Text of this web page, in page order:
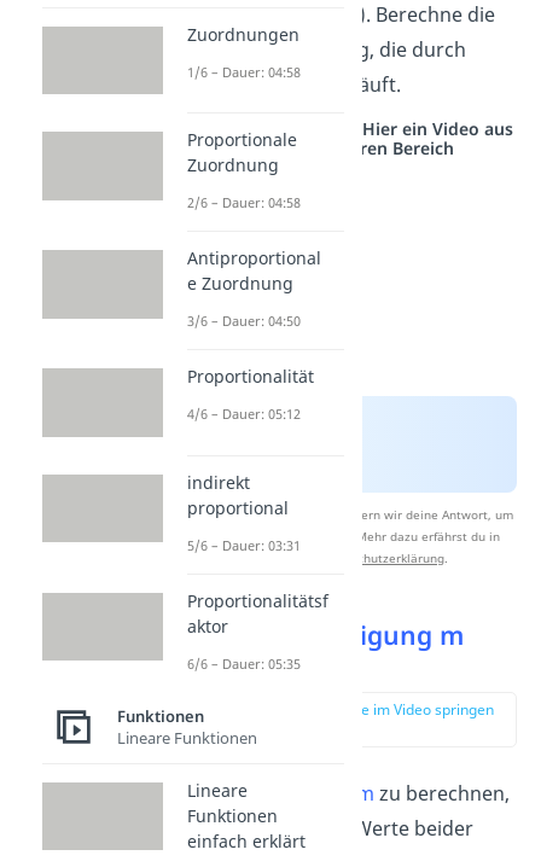
(4|5). Berechne die
Geradengleichung, die durch
beide Punkte verläuft.
Studyflix vernetzt: Hier ein Video aus
einem anderen Bereich
Nach Beantwortung speichern wir deine Antwort, um
Studyflix zu verbessern. Mehr dazu erfährst du in
Datenschutzerklärung.
Schritt 1:
Steigung m
berechnen
zur Stelle im Video springen
Um die Steigung mzu berechnen,
benötigst du die Werte beider
Zuordnungen
1/6 – Dauer: 04:58
Proportionale
Zuordnung
2/6 – Dauer: 04:58
Antiproportional
e Zuordnung
3/6 – Dauer: 04:50
Proportionalität
4/6 – Dauer: 05:12
indirekt
proportional
5/6 – Dauer: 03:31
Proportionalitätsf
aktor
6/6 – Dauer: 05:35
Funktionen
Lineare Funktionen
Lineare
Funktionen
einfach erklärt